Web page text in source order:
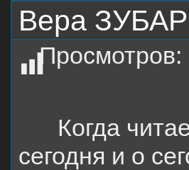
Вера
Просмотров:
Когда
сегодня и о